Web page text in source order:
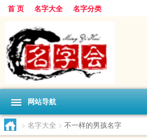
首 页 名字大全 名字分类
网站导航
> 名字大全 > 不一样的男孩名字